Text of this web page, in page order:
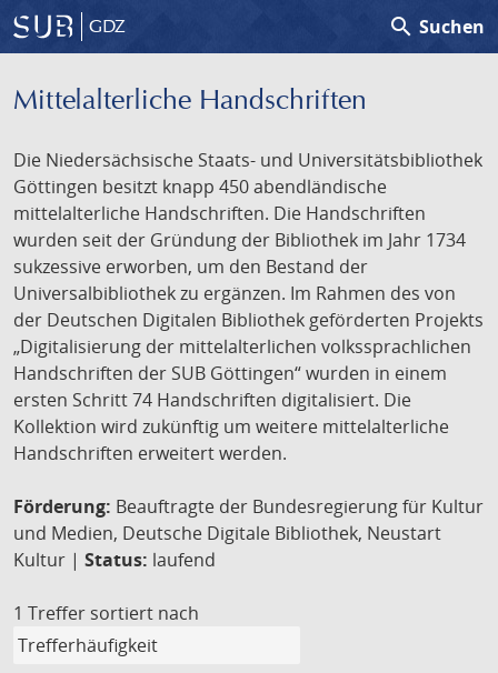
GDZ search Suchen
Mittelalterliche Handschriften
Die Niedersächsische Staats- und Universitätsbibliothek
Göttingen besitzt knapp 450 abendländische
mittelalterliche Handschriften. Die Handschriften
wurden seit der Gründung der Bibliothek im Jahr 1734
sukzessive erworben, um den Bestand der
Universalbibliothek zu ergänzen. Im Rahmen des von
der Deutschen Digitalen Bibliothek geförderten Projekts
„Digitalisierung der mittelalterlichen volkssprachlichen
Handschriften der SUB Göttingen“ wurden in einem
ersten Schritt 74 Handschriften digitalisiert. Die
Kollektion wird zukünftig um weitere mittelalterliche
Handschriften erweitert werden.
Förderung: Beauftragte der Bundesregierung für Kultur
und Medien, Deutsche Digitale Bibliothek, Neustart
Kultur | Status: laufend
1 Treffer sortiert nach